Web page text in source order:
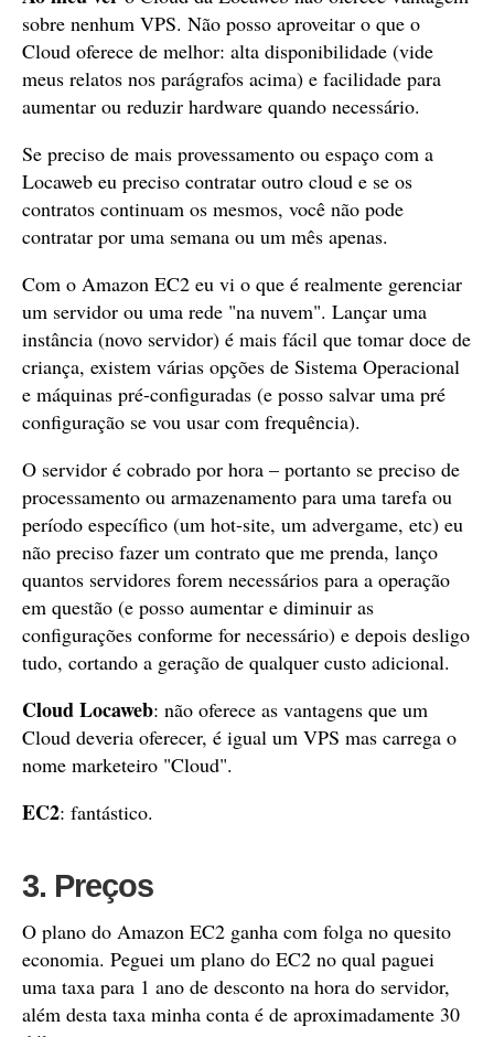
sobre nenhum VPS. Não posso aproveitar o que o
Cloud oferece de melhor: alta disponibilidade (vide
meus relatos nos parágrafos acima) e facilidade para
aumentar ou reduzir hardware quando necessário.
Se preciso de mais provessamento ou espaço com a
Locaweb eu preciso contratar outro cloud e se os
contratos continuam os mesmos, você não pode
contratar por uma semana ou um mês apenas.
Com o Amazon EC2 eu vi o que é realmente gerenciar
um servidor ou uma rede "na nuvem". Lançar uma
instância (novo servidor) é mais fácil que tomar doce de
criança, existem várias opções de Sistema Operacional
e máquinas pré-configuradas (e posso salvar uma pré
configuração se vou usar com frequência).
O servidor é cobrado por hora – portanto se preciso de
processamento ou armazenamento para uma tarefa ou
período específico (um hot-site, um advergame, etc) eu
não preciso fazer um contrato que me prenda, lanço
quantos servidores forem necessários para a operação
em questão (e posso aumentar e diminuir as
configurações conforme for necessário) e depois desligo
tudo, cortando a geração de qualquer custo adicional.
Cloud Locaweb: não oferece as vantagens que um
Cloud deveria oferecer, é igual um VPS mas carrega o
nome marketeiro "Cloud".
EC2: fantástico.
3. Preços
O plano do Amazon EC2 ganha com folga no quesito
economia. Peguei um plano do EC2 no qual paguei
uma taxa para 1 ano de desconto na hora do servidor,
além desta taxa minha conta é de aproximadamente 30